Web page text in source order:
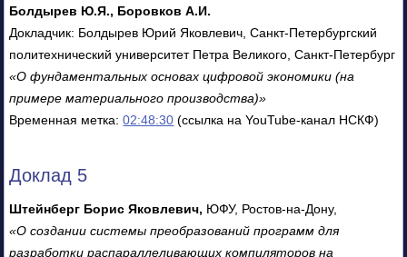
Болдырев Ю.Я., Боровков А.И.
Докладчик: Болдырев Юрий Яковлевич, Санкт-Петербургский
политехнический университет Петра Великого, Санкт-Петербург
«О фундаментальных основах цифровой экономики (на
примере материального производства)»
Временная метка:02:48:30 (ссылка на YouTube-канал НСКФ)
Доклад 5
Штейнберг Борис Яковлевич, ЮФУ, Ростов-на-Дону,
«О создании системы преобразований программ для
разработки распараллеливающих компиляторов на